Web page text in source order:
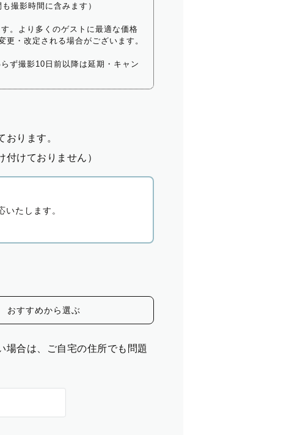
撮影時間に含みます）
。より多くのゲストに最適な価格
・改定される場合がございます。
ず撮影10日前以降は延期・キャン
ります。
けておりません）
たします。
おすすめから選ぶ
場合は、ご自宅の住所でも問題